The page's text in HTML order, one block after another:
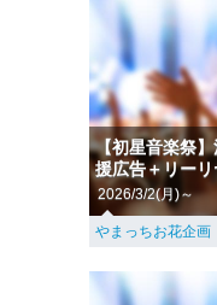
【初星音楽祭
援広告＋リー
2026/3/2(月)～
やまっちお花企画